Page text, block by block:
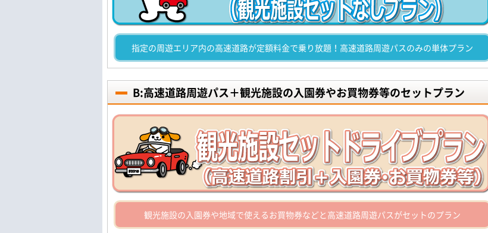
指定の周遊エリア内の高速道路が定額料金で乗り放題！高速道路周遊パスのみの単体プラン
B:高速道路周遊パス＋観光施設の入園券やお買物券等のセットプラン
観光施設の入園券や地域で使えるお買物券などと高速道路周遊パスがセットのプラン